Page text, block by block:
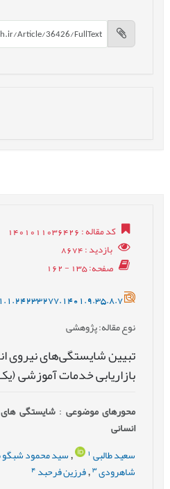
کد مقاله: 1401011036426
بازدید: 8674
صفحه: 135 - 162
نوع مقاله: پژوهشی
تبیین شایستگی‌های نیروی
بازاریابی خدمات آموزشی
محورهای موضوعی: شایستگی های
انسانی
سعید طالبی
,سید محمود
شاهرودی 3
,فرزین فرحبد 4